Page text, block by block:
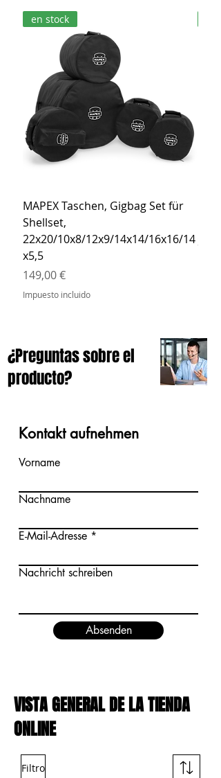
en stock
MAPEX Taschen, Gigbag Set für
Shellset,
22x20/10x8/12x9/14x14/16x16/14
x5,5
Precio
149,00 €
Impuesto incluido
¿Preguntas sobre el
producto?
Kontakt aufnehmen
Vorname
Nachname
E-Mail-Adresse
Nachricht schreiben
Absenden
VISTA GENERAL DE LA TIENDA
ONLINE
Filtro